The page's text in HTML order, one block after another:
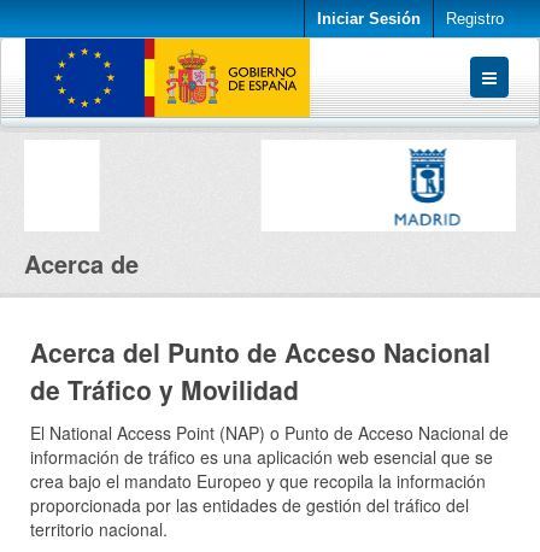
Iniciar Sesión Registro
Conjuntos de datos
Acerca de
Acerca del Punto de Acceso Nacional
de Tráfico y Movilidad
El National Access Point (NAP) o Punto de Acceso Nacional de
información de tráfico es una aplicación web esencial que se
crea bajo el mandato Europeo y que recopila la información
proporcionada por las entidades de gestión del tráfico del
territorio nacional.